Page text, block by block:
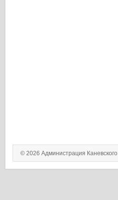
© 2026 Администрация